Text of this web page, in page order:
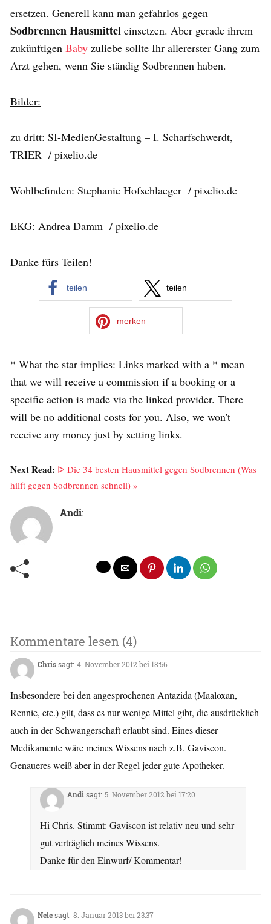
ersetzen. Generell kann man gefahrlos gegen
Sodbrennen Hausmittel einsetzen. Aber gerade ihrem
zukünftigen Baby zuliebe sollte Ihr allererster Gang zum
Arzt gehen, wenn Sie ständig Sodbrennen haben.
Bilder:
zu dritt: SI-MedienGestaltung – I. Scharfschwerdt,
TRIER / pixelio.de
Wohlbefinden: Stephanie Hofschlaeger / pixelio.de
EKG: Andrea Damm / pixelio.de
Danke fürs Teilen!
teilen teilen
merken
* What the star implies: Links marked with a * mean
that we will receive a commission if a booking or a
specific action is made via the linked provider. There
will be no additional costs for you. Also, we won't
receive any money just by setting links.
Next Read: ᐅ Die 34 besten Hausmittel gegen Sodbrennen (Was
hilft gegen Sodbrennen schnell) »
Andi:
Kommentare lesen (4)
Chrissagt: 4. November 2012 bei 18:56
Insbesondere bei den angesprochenen Antazida (Maaloxan,
Rennie, etc.) gilt, dass es nur wenige Mittel gibt, die ausdrücklich
auch in der Schwangerschaft erlaubt sind. Eines dieser
Medikamente wäre meines Wissens nach z.B. Gaviscon.
Genaueres weiß aber in der Regel jeder gute Apotheker.
Andi sagt: 5. November 2012 bei 17:20
Hi Chris. Stimmt: Gaviscon ist relativ neu und sehr
gut verträglich meines Wissens.
Danke für den Einwurf/ Kommentar!
Nelesagt: 8. Januar 2013 bei 23:37